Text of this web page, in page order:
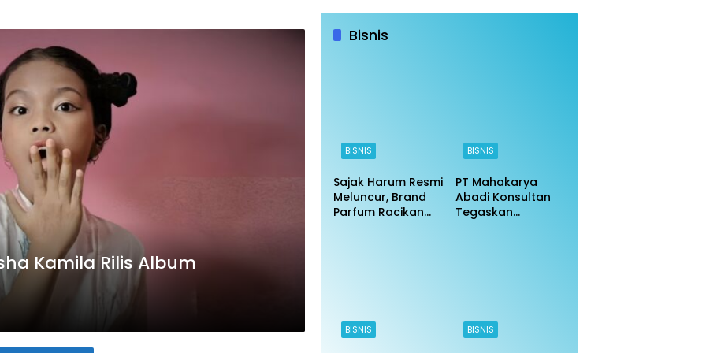
Kamila Rilis Album
Bisnis
BISNIS
Sajak Harum Resmi
Meluncur, Brand
Parfum Racikan
BISNIS
PT Mahakarya
Abadi Konsultan
Tegaskan
BISNIS BISNIS